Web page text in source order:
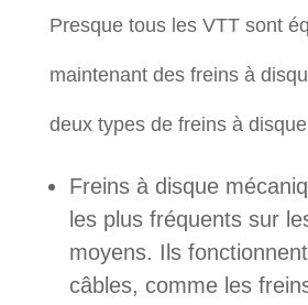
Presque tous les VTT sont
maintenant des freins à
deux types de freins à
Freins à disque
les plus fréquents sur
moyens. Ils
câbles, comme les